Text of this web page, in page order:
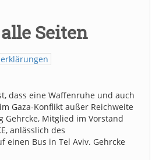
Seiten
dass eine Waffenruhe und auch
Gaza-Konflikt außer Reichweite
Gehrcke, Mitglied im Vorstand
anlässlich des
einen Bus in Tel Aviv. Gehrcke